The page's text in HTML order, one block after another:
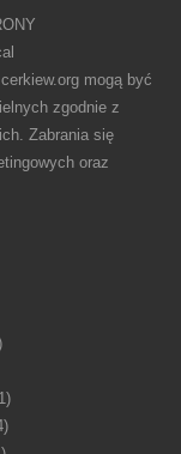
mogą być
zgodnie z
Zabrania się
oraz